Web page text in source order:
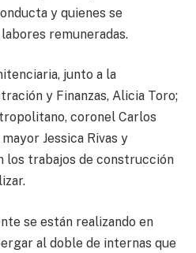
y quienes se
remuneradas.
junto a la
y Finanzas, Alicia Toro;
coronel Carlos
Jessica Rivas y
los trabajos de construcción
se están realizando en
al doble de internas que